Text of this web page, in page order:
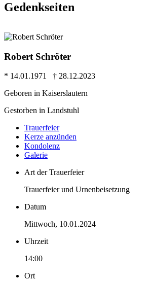
Gedenkseiten
Robert Schröter
* 14.01.1971 † 28.12.2023
Geboren in Kaiserslautern
Gestorben in Landstuhl
Trauer­feier
Kerze anzünden
Kondo­lenz
Galerie
Art der Trauerfeier
Trauerfeier und Urnenbeisetzung
Datum
Mittwoch, 10.01.2024
Uhrzeit
14:00
Ort